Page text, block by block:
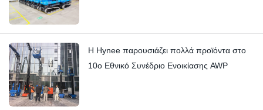
Η Hynee παρουσιάζει πολλά προϊόντα στο
10ο Εθνικό Συνέδριο Ενοικίασης AWP